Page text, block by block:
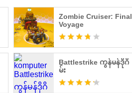
Zombie Cruiser: Final
Voyage
Battlestrike ကွန်မန်ဒိုဂိ
မ်း